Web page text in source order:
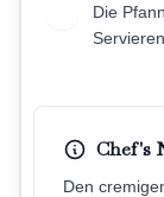
Die
Chef's
Den